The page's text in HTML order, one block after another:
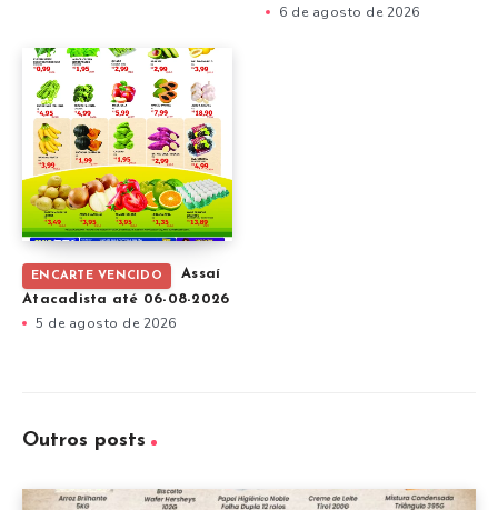
6 de agosto de 2026
ENCARTE VENCIDO
Assaí
Atacadista até 06-08-2026
5 de agosto de 2026
Outros posts